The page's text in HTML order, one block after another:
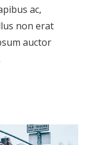
ac,
non erat
auctor